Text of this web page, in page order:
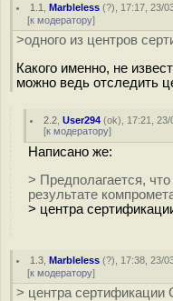
1.1 ,Marbleless (?), 17:17, 23/
[к модератору]
>одного из центров
Какого именно, не
можно ведь отследить
2.2 ,User294 (ok), 17:21, 23/
[к модератору]
Написано же:
> Предполагается,
результате
> центра
1.3 ,Marbleless (?), 17:38, 23/
[к модератору]
> центра сертификации